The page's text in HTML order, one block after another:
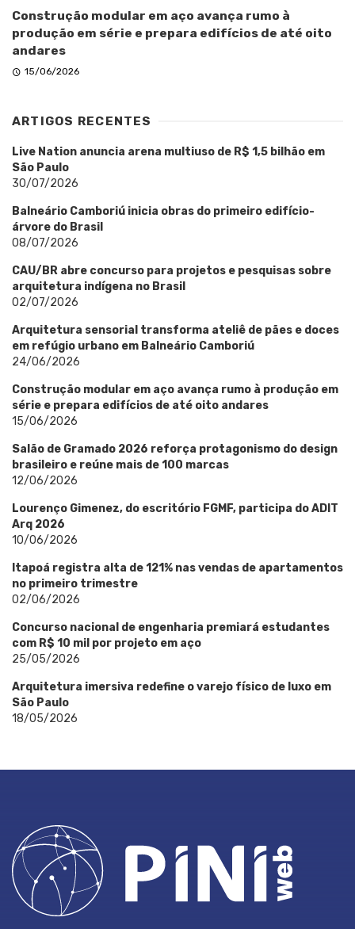
Construção modular em aço avança rumo à
produção em série e prepara edifícios de até oito
andares
15/06/2026
ARTIGOS RECENTES
Live Nation anuncia arena multiuso de R$ 1,5 bilhão em
São Paulo
30/07/2026
Balneário Camboriú inicia obras do primeiro edifício-
árvore do Brasil
08/07/2026
CAU/BR abre concurso para projetos e pesquisas sobre
arquitetura indígena no Brasil
02/07/2026
Arquitetura sensorial transforma ateliê de pães e doces
em refúgio urbano em Balneário Camboriú
24/06/2026
Construção modular em aço avança rumo à produção em
série e prepara edifícios de até oito andares
15/06/2026
Salão de Gramado 2026 reforça protagonismo do design
brasileiro e reúne mais de 100 marcas
12/06/2026
Lourenço Gimenez, do escritório FGMF, participa do ADIT
Arq 2026
10/06/2026
Itapoá registra alta de 121% nas vendas de apartamentos
no primeiro trimestre
02/06/2026
Concurso nacional de engenharia premiará estudantes
com R$ 10 mil por projeto em aço
25/05/2026
Arquitetura imersiva redefine o varejo físico de luxo em
São Paulo
18/05/2026